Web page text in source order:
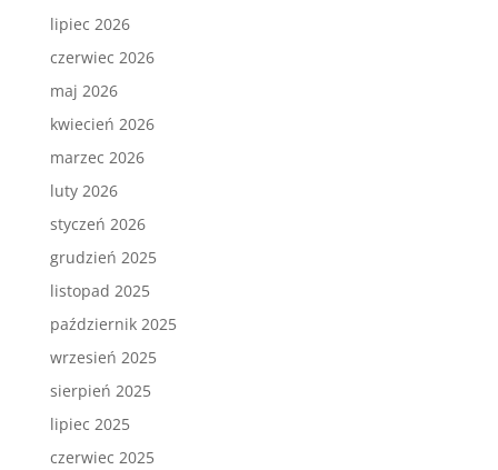
lipiec 2026
czerwiec 2026
maj 2026
kwiecień 2026
marzec 2026
luty 2026
styczeń 2026
grudzień 2025
listopad 2025
październik 2025
wrzesień 2025
sierpień 2025
lipiec 2025
czerwiec 2025